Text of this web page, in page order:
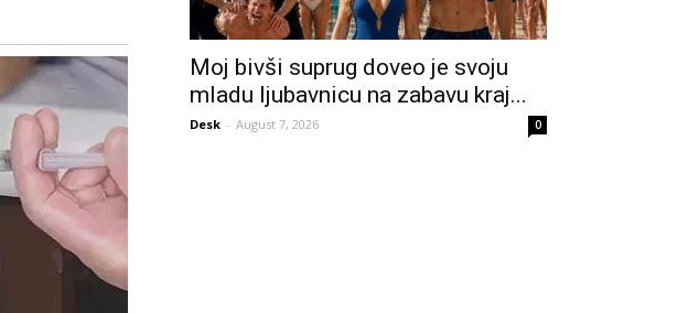
Moj bivši suprug doveo je svoju
mladu ljubavnicu na zabavu kraj...
Desk - August 7, 2026 0